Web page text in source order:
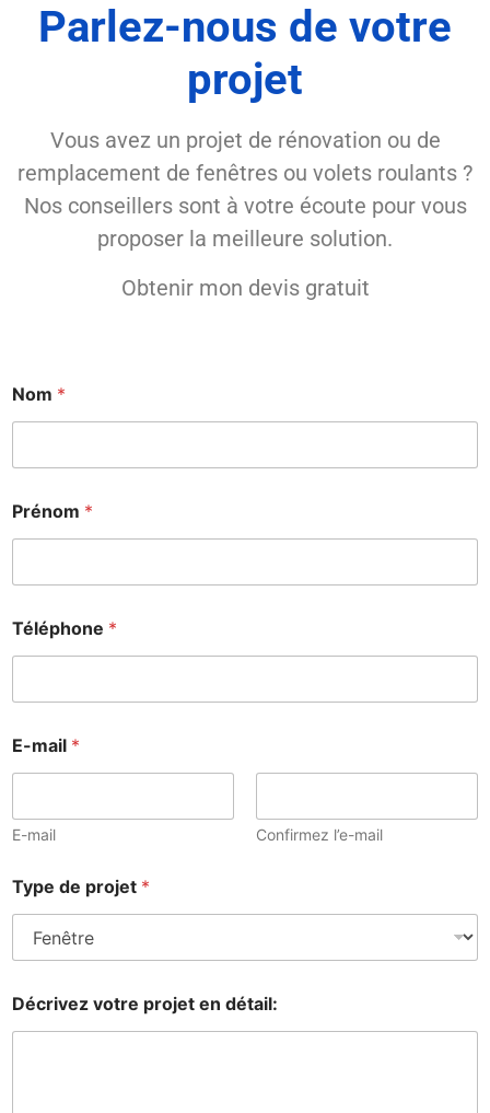
Parlez-nous de votre
projet
Vous avez un projet de rénovation ou de
remplacement de fenêtres ou volets roulants ?
Nos conseillers sont à votre écoute pour vous
proposer la meilleure solution.
Obtenir mon devis gratuit
Nom *
-
m
i
e
n
*
Prénom *
Téléphone *
E-mail *
E-mail Confirmez l’e-mail
Type de projet *
Décrivez votre projet en détail: